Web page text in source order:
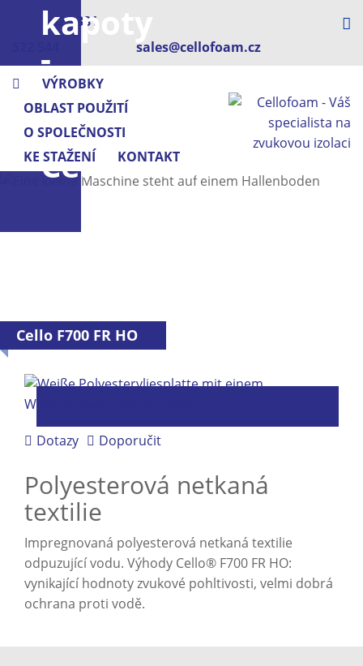
+420 381
sales@cellofoam.cz
VÝROBKY
OBLAST POUŽITÍ
O SPOLEČNOSTI
KE STAŽENÍ
KONTAKT
kapoty
-
z
pěny
Cellofoam
Cello F700 FR HO
Dotazy Doporučit
Polyesterová netkaná
textilie
Impregnovaná polyesterová netkaná textilie
odpuzující vodu. Výhody Cello® F700 FR HO:
vynikající hodnoty zvukové pohltivosti, velmi dobrá
ochrana proti vodě.